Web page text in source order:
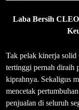
Laba Bersih
Tak pelak kinerja
tertinggi pernah diraih
kiprahnya. Sekaligus
mencetak
penjualan di seluruh